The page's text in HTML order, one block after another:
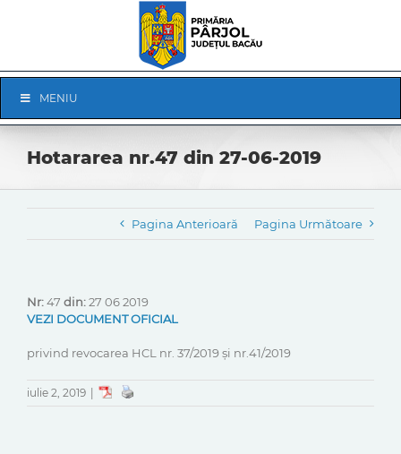
Navigation
MENIU
Hotararea nr.47 din 27-06-2019
Pagina Anterioară Pagina Următoare
Nr:47 din:27 06 2019
VEZI DOCUMENT OFICIAL
privind revocarea HCL nr. 37/2019 și nr.41/2019
iulie 2, 2019